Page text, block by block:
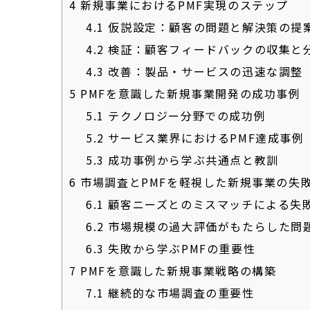
4 新規事業におけるPMF実現のステップ
4.1 仮説設定：顧客の問題と解決策の提
4.2 検証：顧客フィードバックの収集と
4.3 改善：製品・サービスの迅速な調整
5 PMFを意識した新規事業開発の成功事例
5.1 テクノロジー分野での成功例
5.2 サービス業界におけるPMF達成事例
5.3 成功事例から学ぶ共通点と教訓
6 市場調査とPMFを軽視した新規事業の失
6.1 顧客ニーズとのミスマッチによる失
6.2 市場規模の過大評価がもたらした問
6.3 失敗から学ぶPMFの重要性
7 PMFを意識した新規事業戦略の構築
7.1 継続的な市場調査の重要性